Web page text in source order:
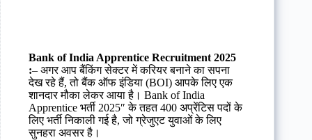
Bank of India Apprentice Recruitment 2025
:– अगर आप बैंकिंग सेक्टर में करियर बनाने का सपना
देख रहे हैं, तो बैंक ऑफ इंडिया (BOI) आपके लिए एक
शानदार मौका लेकर आया है। Bank of India
Apprentice भर्ती 2025″ के तहत 400 अप्रेंटिस पदों के
लिए भर्ती निकाली गई है, जो ग्रेजुएट युवाओं के लिए
सुनहरा अवसर है।